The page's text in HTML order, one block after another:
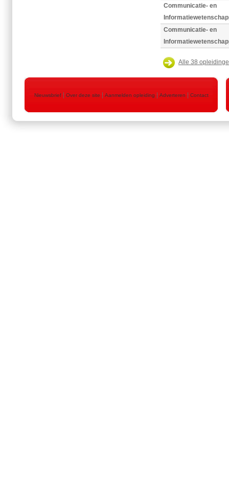
Communicatie- en
Communicatie- en
Alle 38
Nieuwsbrief| Over deze site Aanmelden opleiding Adverteren Contact